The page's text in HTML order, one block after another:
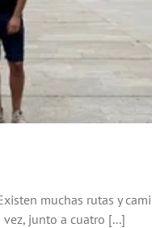
muchas rutas y
junto a cuatro [...]